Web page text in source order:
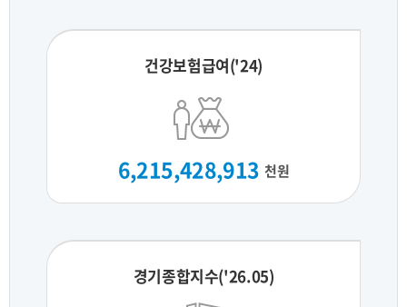
건강보험급여('24)
6,215,428,913 천원
경기종합지수('26.05)